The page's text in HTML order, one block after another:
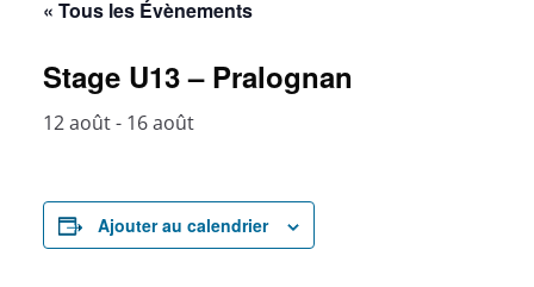
« Tous les Évènements
Stage U13 – Pralognan
12 août- 16 août
Ajouter au calendrier